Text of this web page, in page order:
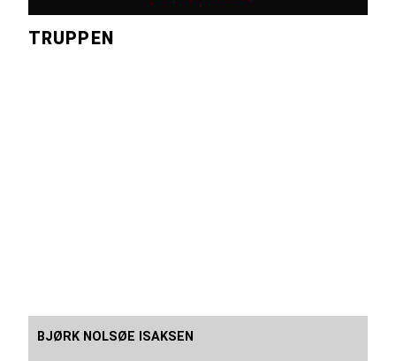
TRUPPEN
BJØRK NOLSØE ISAKSEN